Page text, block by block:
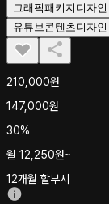
그래픽패키지디자인
유튜브콘텐츠디자인
210,000원
147,000원
30%
월 12,250원~
12개월 할부시